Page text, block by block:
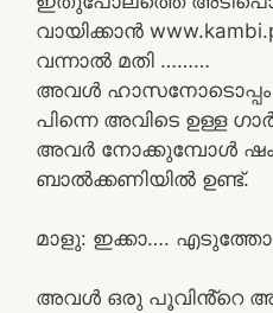
വായിക്കാൻ
വന്നാൽ മതി ………
അവൾ ഹാസനോടൊപ്പം
പിന്നെ അവിടെ ഉള്ള
അവർ നോക്കുമ്പോൾ
ബാൽക്കണിയിൽ ഉണ്ട്.
മാളു: ഇക്കാ….
അവൾ ഒരു പൂവിൻ്റെ